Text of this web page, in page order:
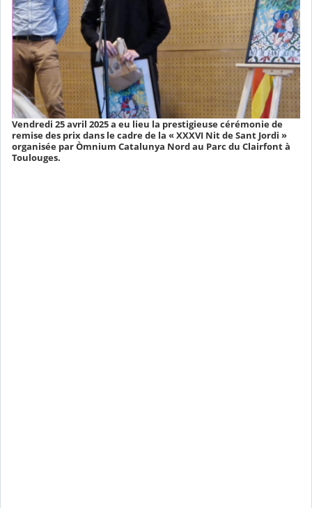
Vendredi 25 avril 2025 a eu lieu la prestigieuse cérémonie de
remise des prix dans le cadre de la « XXXVI Nit de Sant Jordi »
organisée par Òmnium Catalunya Nord au Parc du Clairfont à
Toulouges.